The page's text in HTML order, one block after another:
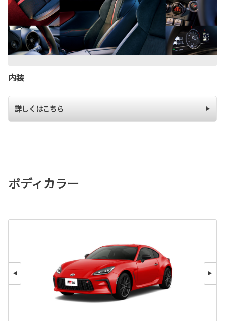
内装
詳しくはこちら
ボディカラー